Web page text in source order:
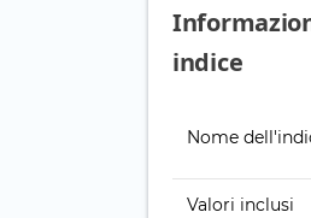
indice
Nome
Valori inclusi